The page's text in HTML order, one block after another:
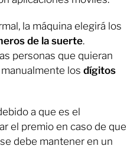
la máquina elegirá los
de la suerte.
personas que quieran
los dígitos
a que es el
el premio en caso de que
debe mantener en un